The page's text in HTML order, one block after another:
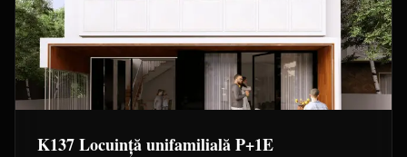
K137 Locuință unifamilială P+1E